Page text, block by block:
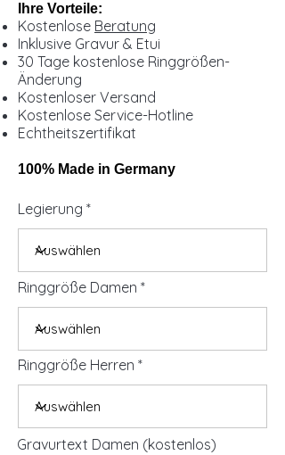
Ihre Vorteile:
Kostenlose Beratung
Inklusive Gravur & Etui
30 Tage kostenlose Ringgrößen-
Änderung
Kostenloser Versand
Kostenlose Service-Hotline
Echtheitszertifikat
100% Made in Germany
Legierung
Ringgröße Damen
Ringgröße Herren
Gravurtext Damen (kostenlos)